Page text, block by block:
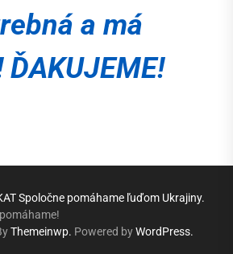
a má
Spoločne pomáhame ľuďom Ukrajiny.
Themeinwp. Powered byWordPress.